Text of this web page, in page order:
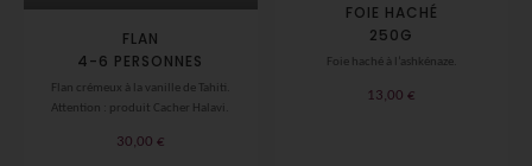
FLAN
4-6 PERSONNES
Flan crémeux à la vanille de Tahiti.
Attention : produit Cacher Halavi.
30,00 €
FOIE HACHÉ
250G
Foie haché à l’ashkénaze.
13,00€